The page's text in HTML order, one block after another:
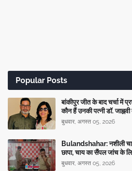
Popular Posts
बांकीपुर जीत के बाद चर्चा में
कौन हैं उनकी पत्नी डॉ. जाह्नवी
बुधवार, अगस्त 05, 2026
Bulandshahar: नशीली
छापा, चाय का सैंपल जांच के
बुधवार, अगस्त 05, 2026